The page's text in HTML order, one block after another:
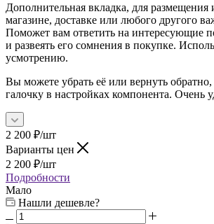
Дополнительная вкладка, для
магазине, доставке или любого другого
Поможет вам ответить на интересующие
и развеять его сомнения в покупке.
усмотрению.
Вы можете убрать её или вернуть
галочку в настройках компонента. Очень
2 200 ₽/шт
Варианты цен
2 200 ₽/шт
Подробности
Мало
Нашли дешевле?